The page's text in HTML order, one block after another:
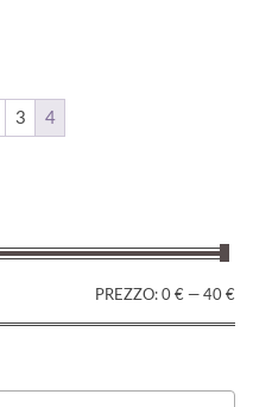
3 4
PREZZO: 0 € — 40 €